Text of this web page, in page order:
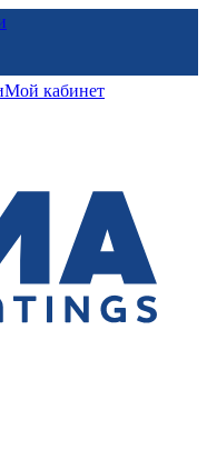
Мой кабинет